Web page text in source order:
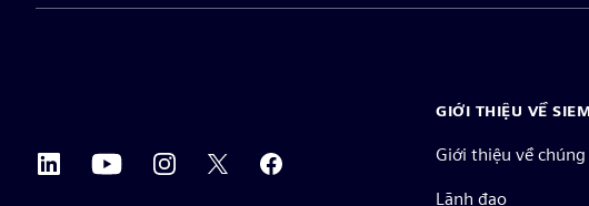
GIỚI THIỆU VỀ
Giới thiệu về
Lãnh đạo